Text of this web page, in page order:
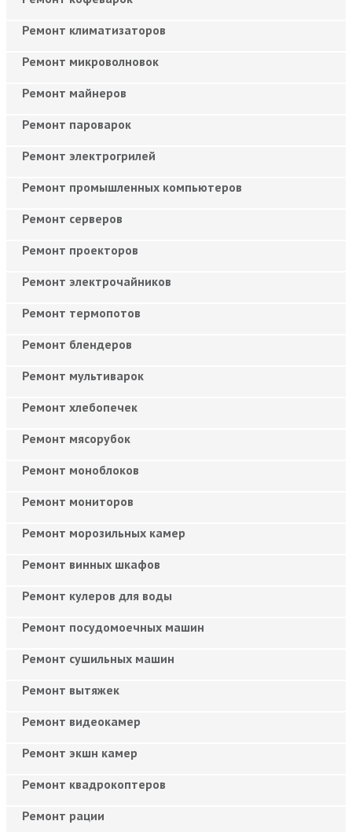
Ремонт климатизаторов
Ремонт микроволновок
Ремонт майнеров
Ремонт пароварок
Ремонт электрогрилей
Ремонт промышленных компьютеров
Ремонт серверов
Ремонт проекторов
Ремонт электрочайников
Ремонт термопотов
Ремонт блендеров
Ремонт мультиварок
Ремонт хлебопечек
Ремонт мясорубок
Ремонт моноблоков
Ремонт мониторов
Ремонт морозильных камер
Ремонт винных шкафов
Ремонт кулеров для воды
Ремонт посудомоечных машин
Ремонт сушильных машин
Ремонт вытяжек
Ремонт видеокамер
Ремонт экшн камер
Ремонт квадрокоптеров
Ремонт рации